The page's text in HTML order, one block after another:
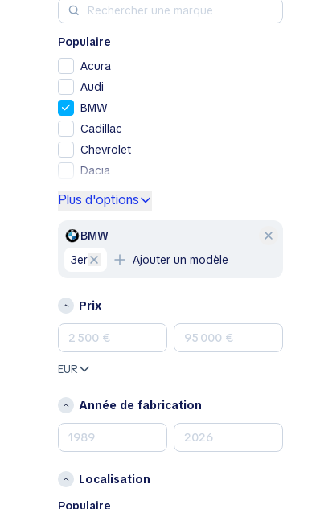
Populaire
Acura
Audi
BMW
Cadillac
Chevrolet
Dacia
GMC
Honda
Land Rover
Mercedes-Benz
MINI
Nissan
Peugeot
Porsche
Plus d'options
BMW
3er
Ajouter un modèle
Prix
EUR
Année de fabrication
Localisation
Populaire